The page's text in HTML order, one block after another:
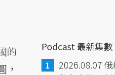
的
，
Podcast 最新集數
2026.08.07